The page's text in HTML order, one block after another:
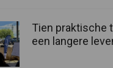
Tien praktische
een langere